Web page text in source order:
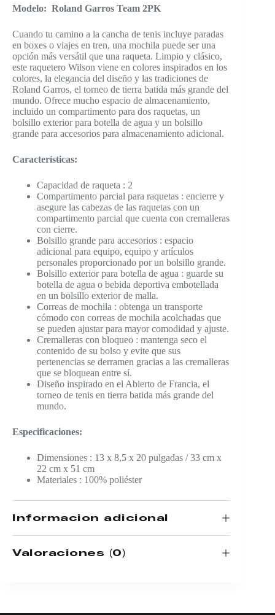
Modelo: Roland Garros Team 2PK
Cuando tu camino a la cancha de tenis incluye paradas
en boxes o viajes en tren, una mochila puede ser una
opción más versátil que una raqueta. Limpio y clásico,
este raquetero Wilson viene en colores inspirados en los
colores, la elegancia del diseño y las tradiciones de
Roland Garros, el torneo de tierra batida más grande del
mundo. Ofrece mucho espacio de almacenamiento,
incluido un compartimento para dos raquetas, un
bolsillo exterior para botella de agua y un bolsillo
grande para accesorios para almacenamiento adicional.
Características:
Capacidad de raqueta : 2
Compartimento parcial para raquetas : encierre y
asegure las cabezas de las raquetas con un
compartimento parcial que cuenta con cremalleras
con cierre.
Bolsillo grande para accesorios : espacio
adicional para equipo, equipo y artículos
personales proporcionado por un bolsillo grande.
Bolsillo exterior para botella de agua : guarde su
botella de agua o bebida deportiva embotellada
en un bolsillo exterior de malla.
Correas de mochila : obtenga un transporte
cómodo con correas de mochila acolchadas que
se pueden ajustar para mayor comodidad y ajuste.
Cremalleras con bloqueo : mantenga seco el
contenido de su bolso y evite que sus
pertenencias se derramen gracias a las cremalleras
que se bloquean entre sí.
Diseño inspirado en el Abierto de Francia, el
torneo de tenis en tierra batida más grande del
mundo.
​Especificaciones:
Dimensiones : 13 x 8,5 x 20 pulgadas / 33 cm x
22 cm x 51 cm
Materiales : 100% poliéster
Información adicional
Valoraciones (0)